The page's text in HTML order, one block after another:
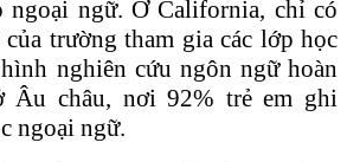
ngoại ngữ. Ở California, chỉ có
trường tham gia các lớp học
nghiên cứu ngôn ngữ hoàn
Âu châu, nơi 92% trẻ em ghi
ngoại ngữ.